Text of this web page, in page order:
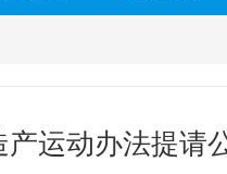
产运动办法提请